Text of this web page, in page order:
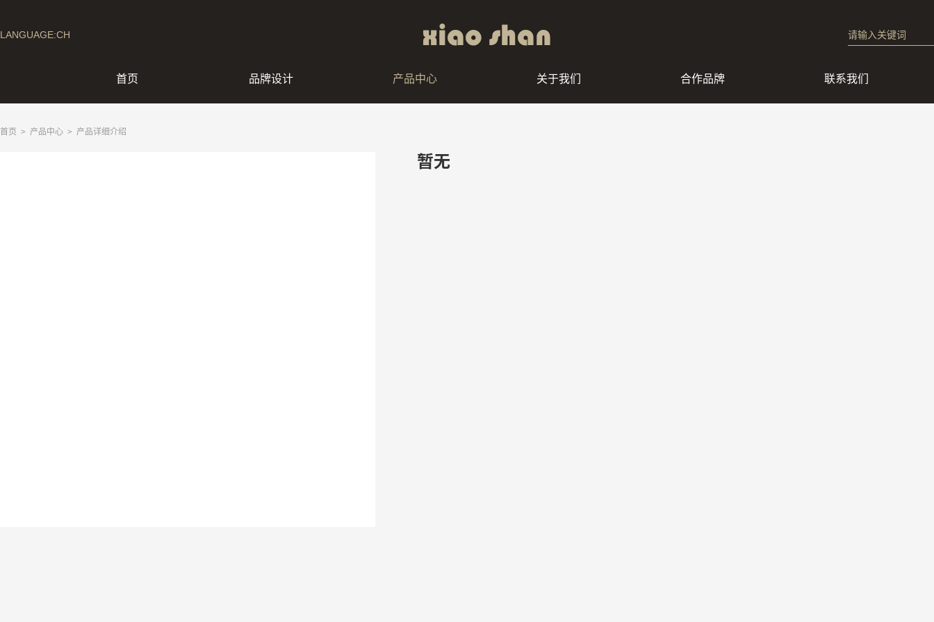
LANGUAGE:CH
首页 品牌设计 产品中心 关于我们 合作品牌 联系我们
首页 > 产品中心 > 产品详细介绍
暂无